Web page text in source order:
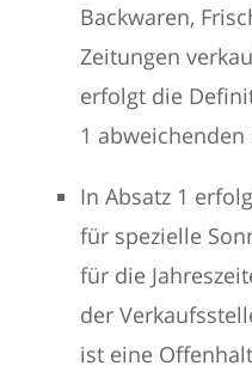
Backwaren,
Zeitungen
erfolgt die
1 abweichenden
In Absatz 1
für spezielle
für die
der
ist eine